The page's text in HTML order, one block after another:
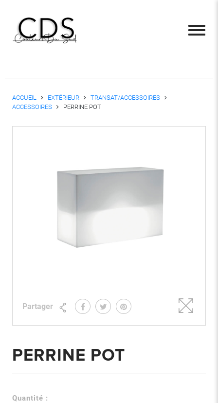
ACCUEIL EXTÉRIEUR
TRANSAT/ACCESSOIRES
ACCESSOIRES
PERRINE POT
Partager
PERRINE POT
Quantité :